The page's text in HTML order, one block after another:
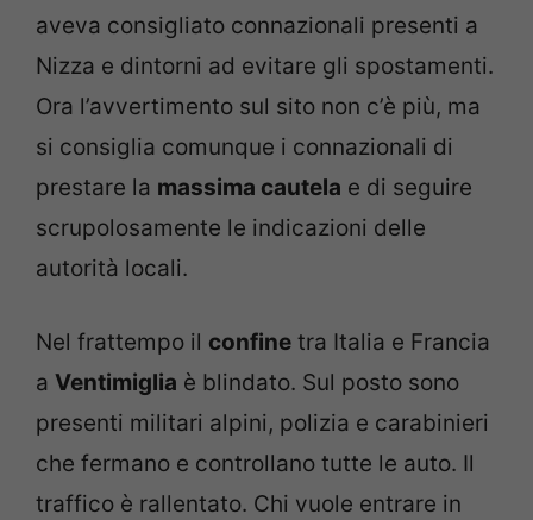
aveva consigliato connazionali presenti a
Nizza e dintorni ad evitare gli spostamenti.
Ora l’avvertimento sul sito non c’è più, ma
si consiglia comunque i connazionali di
prestare la massima cautela e di seguire
scrupolosamente le indicazioni delle
autorità locali.
Nel frattempo il confine tra Italia e Francia
a Ventimiglia è blindato. Sul posto sono
presenti militari alpini, polizia e carabinieri
che fermano e controllano tutte le auto. Il
traffico è rallentato. Chi vuole entrare in